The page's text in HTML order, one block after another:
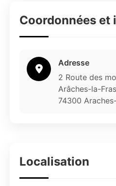
Coordonnées
Adresse
2 Route des
Arâches-la-
74300
Localisation